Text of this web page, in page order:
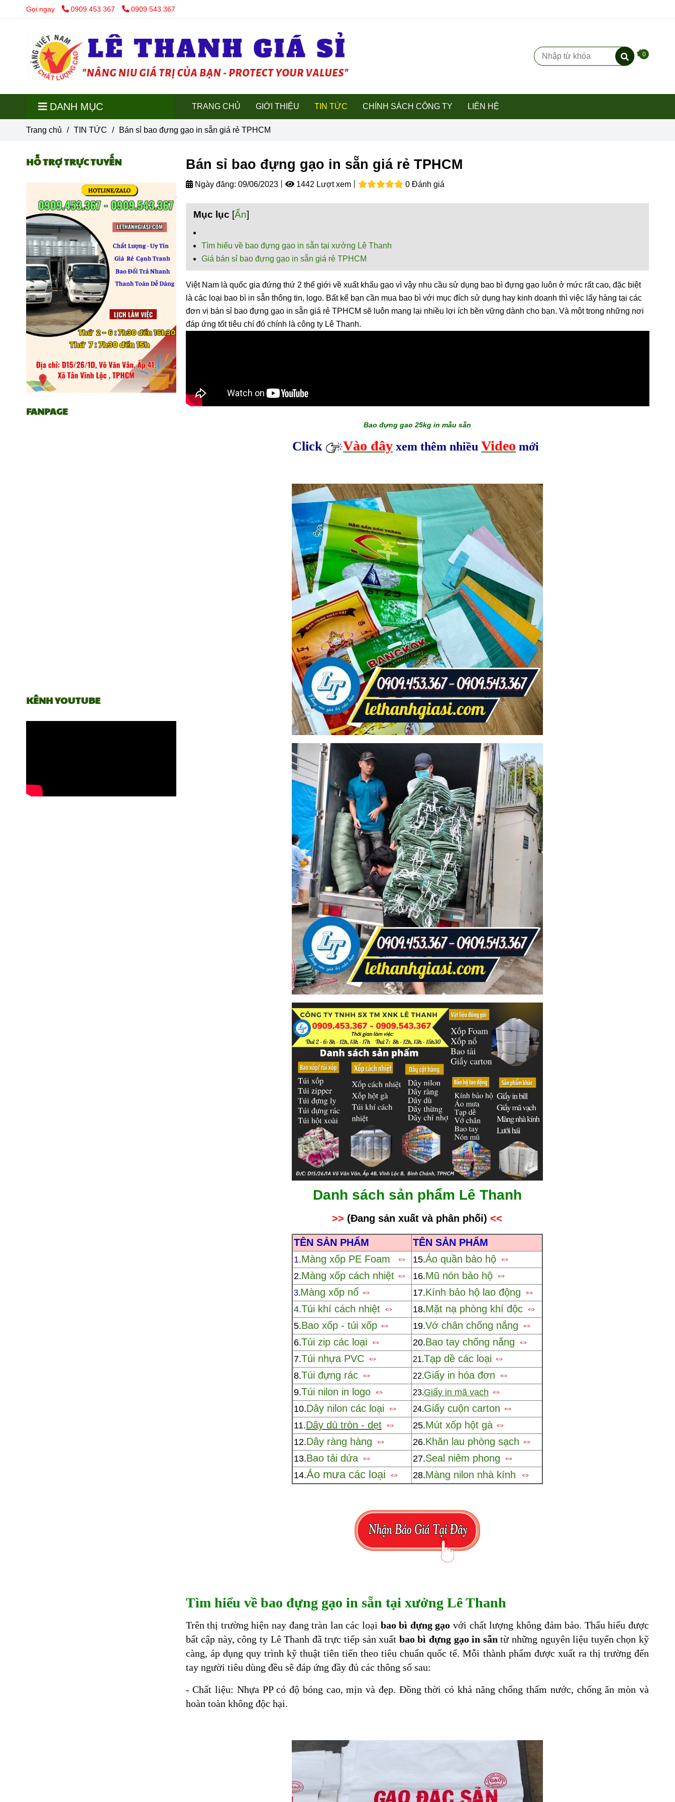
Gọi ngay 0909 453 367 0909 543 367
0
DANH MỤC TRANG CHỦ GIỚI THIỆU TIN TỨC CHÍNH SÁCH CÔNG TY LIÊN HỆ
Trang chủ / TIN TỨC / Bán sỉ bao đựng gạo in sẵn giá rẻ TPHCM
Bán sỉ bao đựng gạo in sẵn giá rẻ TPHCM
Ngày đăng: 09/06/2023 1442 Lượt xem 0 Đánh giá
Mục lục [Ẩn]
Tìm hiểu về bao đựng gạo in sẵn tại xưởng Lê Thanh
Giá bán sỉ bao đựng gạo in sẵn giá rẻ TPHCM
Việt Nam là quốc gia đứng thứ 2 thế giới về xuất khẩu gạo vì vậy nhu cầu sử dụng bao bì đựng gạo luôn ở mức rất cao, đặc biệt
là các loại bao bì in sẵn thông tin, logo. Bất kể bạn cần mua bao bì với mục đích sử dụng hay kinh doanh thì việc lấy hàng tại các
đơn vị bán sỉ bao đựng gạo in sẵn giá rẻ TPHCM sẽ luôn mang lại nhiều lợi ích bền vững dành cho bạn. Và một trong những nơi
đáp ứng tốt tiêu chí đó chính là công ty Lê Thanh.
Bao đựng gao 25kg in mẫu sẵn
Click Vào đây xem thêm nhiềuVideo mới
Danh sách sản phẩm Lê Thanh
>> (Đang sản xuất và phân phối) <<
TÊN SẢN PHẨM TÊN SẢN PHẨM
1.Màng xốp PE Foam ⇔ 15.Áo quần bảo hộ ⇔
2.Màng xốp cách nhiệt ⇔ 16.Mũ nón bảo hộ ⇔
3.Màng xốp nổ ⇔ 17.Kính bảo hộ lao động ⇔
4.Túi khí cách nhiệt ⇔ 18.Mặt nạ phòng khí độc ⇔
5.Bao xốp - túi xốp ⇔ 19.Vớ chân chống nắng ⇔
6.Túi zip các loại ⇔ 20.Bao tay chống nắng ⇔
7.Túi nhựa PVC ⇔ 21.Tạp dề các loại ⇔
8.Túi đựng rác ⇔ 22.Giấy in hóa đơn ⇔
9.Túi nilon in logo ⇔ 23.Giấy in mã vạch ⇔
10.Dây nilon các loại ⇔ 24.Giấy cuộn carton ⇔
11.Dây dù tròn - dẹt ⇔ 25.Mút xốp hột gà ⇔
12.Dây ràng hàng ⇔ 26.Khăn lau phòng sạch ⇔
13.Bao tải dứa ⇔ 27.Seal niêm phong ⇔
14.Áo mưa các loại ⇔ 28.Màng nilon nhà kính ⇔
Tìm hiểu về bao đựng gạo in sẵn tại xưởng Lê Thanh
Trên thị trường hiện nay đang tràn lan các loại bao bì đựng gạo với chất lượng không đảm bảo. Thấu hiểu được
bất cập này, công ty Lê Thanh đã trực tiếp sản xuất bao bì đựng gạo in sẵn từ những nguyên liệu tuyển chọn kỹ
càng, áp dụng quy trình kỹ thuật tiên tiến theo tiêu chuẩn quốc tế. Mỗi thành phẩm được xuất ra thị trường đến
tay người tiêu dùng đều sẽ đáp ứng đầy đủ các thông số sau:
- Chất liệu: Nhựa PP có độ bóng cao, mịn và đẹp. Đồng thời có khả năng chống thấm nước, chống ăn mòn và
hoàn toàn không độc hại.
HỖ TRỢ TRỰC TUYẾN
FANPAGE
KÊNH YOUTUBE